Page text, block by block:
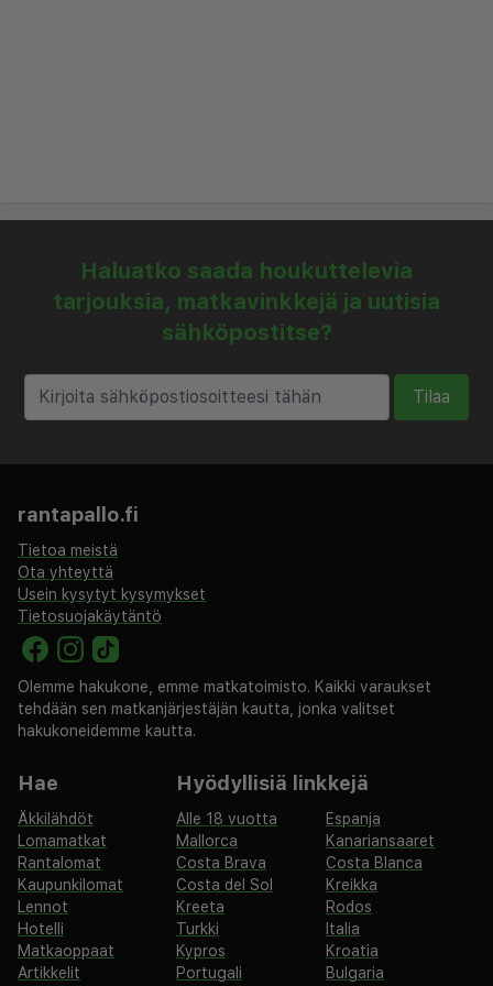
Haluatko saada houkuttelevia
tarjouksia, matkavinkkejä ja uutisia
sähköpostitse?
Tilaa
rantapallo.fi
Tietoa meistä
Ota yhteyttä
Usein kysytyt kysymykset
Tietosuojakäytäntö
Olemme hakukone, emme matkatoimisto. Kaikki varaukset
tehdään sen matkanjärjestäjän kautta, jonka valitset
hakukoneidemme kautta.
Hae
Äkkilähdöt
Lomamatkat
Rantalomat
Kaupunkilomat
Lennot
Hotelli
Matkaoppaat
Artikkelit
Hyödyllisiä linkkejä
Alle 18 vuotta
Espanja
Mallorca
Kanariansaaret
Costa Brava
Costa Blanca
Costa del Sol
Kreikka
Kreeta
Rodos
Turkki
Italia
Kypros
Kroatia
Portugali
Bulgaria